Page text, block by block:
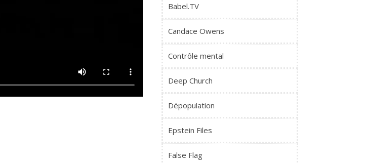
Babel.TV
Candace Owens
Contrôle mental
Deep Church
Dépopulation
Epstein Files
False Flag